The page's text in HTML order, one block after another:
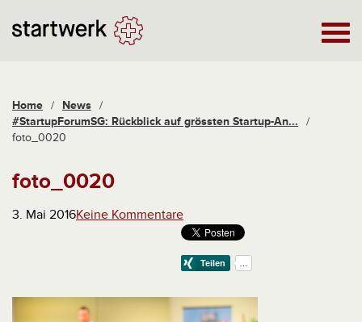
Home / News /
#StartupForumSG: Rückblick auf grössten Startup-An...
/
foto_0020
foto_0020
3. Mai 2016Keine Kommentare